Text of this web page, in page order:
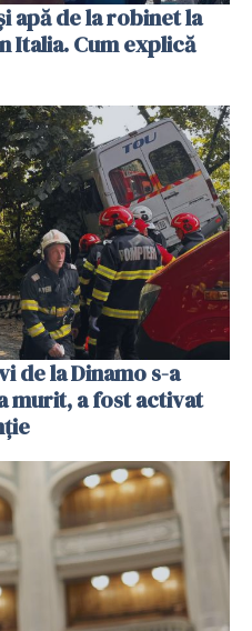
apă de la robinet la
Italia. Cum explică
de la Dinamo s-a
murit, a fost activat